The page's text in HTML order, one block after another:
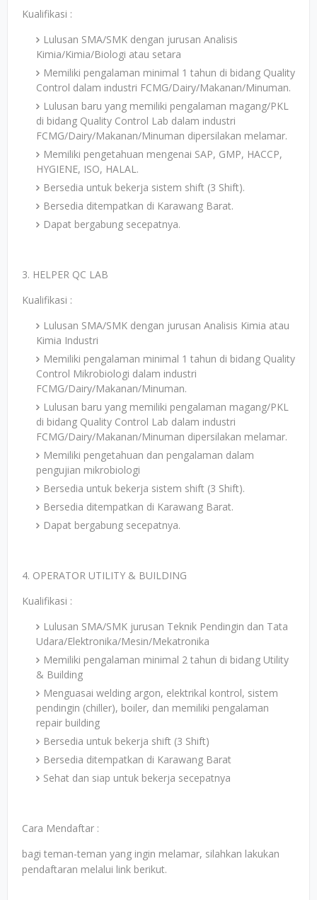
Kualifikasi :
Lulusan SMA/SMK dengan jurusan Analisis
Kimia/Kimia/Biologi atau setara
Memiliki pengalaman minimal 1 tahun di bidang Quality
Control dalam industri FCMG/Dairy/Makanan/Minuman.
Lulusan baru yang memiliki pengalaman magang/PKL
di bidang Quality Control Lab dalam industri
FCMG/Dairy/Makanan/Minuman dipersilakan melamar.
Memiliki pengetahuan mengenai SAP, GMP, HACCP,
HYGIENE, ISO, HALAL.
Bersedia untuk bekerja sistem shift (3 Shift).
Bersedia ditempatkan di Karawang Barat.
Dapat bergabung secepatnya.
3. HELPER QC LAB
Kualifikasi :
Lulusan SMA/SMK dengan jurusan Analisis Kimia atau
Kimia Industri
Memiliki pengalaman minimal 1 tahun di bidang Quality
Control Mikrobiologi dalam industri
FCMG/Dairy/Makanan/Minuman.
Lulusan baru yang memiliki pengalaman magang/PKL
di bidang Quality Control Lab dalam industri
FCMG/Dairy/Makanan/Minuman dipersilakan melamar.
Memiliki pengetahuan dan pengalaman dalam
pengujian mikrobiologi
Bersedia untuk bekerja sistem shift (3 Shift).
Bersedia ditempatkan di Karawang Barat.
Dapat bergabung secepatnya.
4. OPERATOR UTILITY & BUILDING
Kualifikasi :
Lulusan SMA/SMK jurusan Teknik Pendingin dan Tata
Udara/Elektronika/Mesin/Mekatronika
Memiliki pengalaman minimal 2 tahun di bidang Utility
& Building
Menguasai welding argon, elektrikal kontrol, sistem
pendingin (chiller), boiler, dan memiliki pengalaman
repair building
Bersedia untuk bekerja shift (3 Shift)
Bersedia ditempatkan di Karawang Barat
Sehat dan siap untuk bekerja secepatnya
Cara Mendaftar :
bagi teman-teman yang ingin melamar, silahkan lakukan
pendaftaran melalui link berikut.